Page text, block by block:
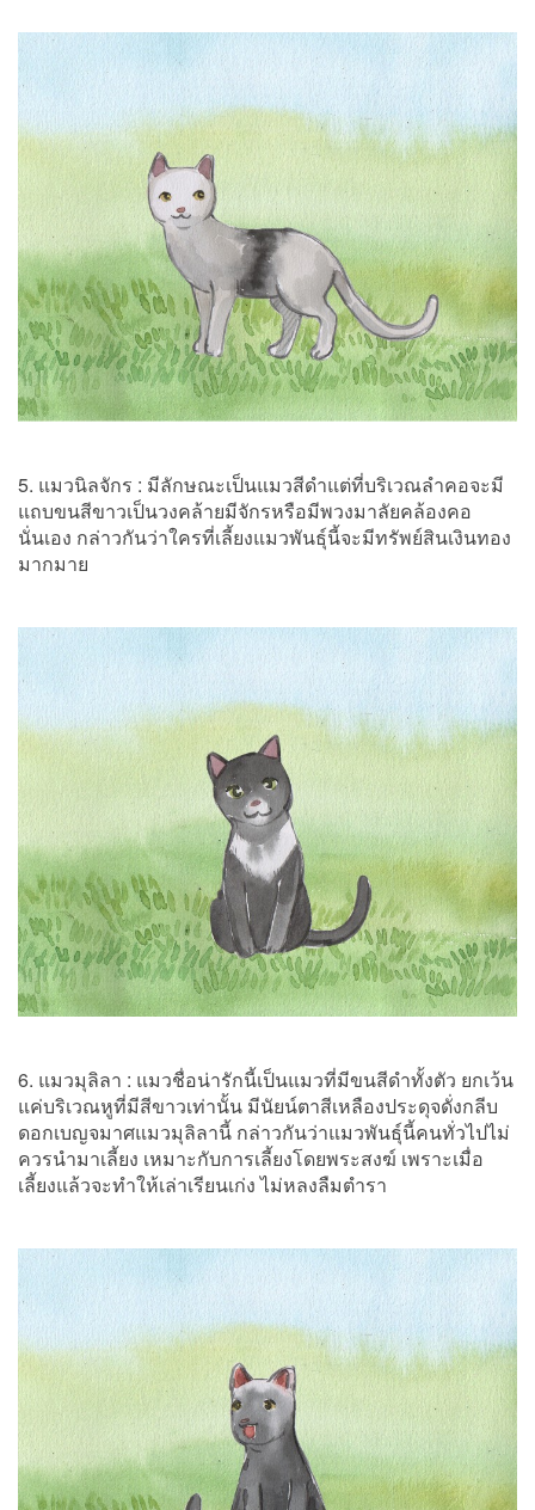
5. แมวนิลจักร : มีลักษณะเป็นแมวสีดำแต่ที่บริเวณลำคอจะมี
แถบขนสีขาวเป็นวงคล้ายมีจักรหรือมีพวงมาลัยคล้องคอ
นั่นเอง กล่าวกันว่าใครที่เลี้ยงแมวพันธุ์นี้จะมีทรัพย์สินเงินทอง
มากมาย
6. แมวมุลิลา : แมวชื่อน่ารักนี้เป็นแมวที่มีขนสีดำทั้งตัว ยกเว้น
แค่บริเวณหูที่มีสีขาวเท่านั้น มีนัยน์ตาสีเหลืองประดุจดั่งกลีบ
ดอกเบญจมาศแมวมุลิลานี้ กล่าวกันว่าแมวพันธุ์นี้คนทั่วไปไม่
ควรนำมาเลี้ยง เหมาะกับการเลี้ยงโดยพระสงฆ์ เพราะเมื่อ
เลี้ยงแล้วจะทำให้เล่าเรียนเก่ง ไม่หลงลืมตำรา